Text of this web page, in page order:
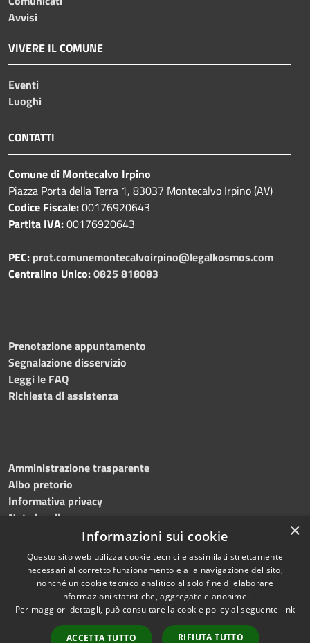
Avvisi
VIVERE IL COMUNE
Eventi
Luoghi
CONTATTI
Comune di Montecalvo Irpino
Piazza Porta della Terra 1, 83037 Montecalvo Irpino (AV)
Codice Fiscale:00176920643
Partita IVA:00176920643
PEC: prot.comunemontecalvoirpino@legalkosmos.com
Centralino Unico:0825 818083
Prenotazione appuntamento
Segnalazione disservizio
Leggi le FAQ
Richiesta di assistenza
Amministrazione trasparente
Albo pretorio
Informativa privacy
Note legali
Dichiarazione di accessibilità
Accessibilità
Copyright © 2024 •
Comune di Montecalvo
Irpino • Powered by
×
Informazioni sui cookie
Questo sito web utilizza cookie tecnici e assimilati strettamente
necessari al corretto funzionamento e alla navigazione del sito,
nonché un cookie tecnico analitico al solo fine di elaborare
informazioni statistiche, aggregate e anonime.
Per maggiori dettagli, può consultare la cookie policy al seguente link
ACCETTA TUTTO RIFIUTA TUTTO